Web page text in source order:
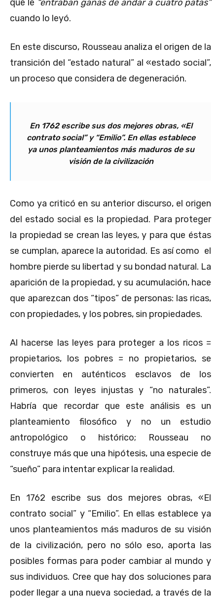
que le “entraban ganas de andar a cuatro patas”
cuando lo leyó.
En este discurso, Rousseau analiza el origen de la
transición del “estado natural” al «estado social”,
un proceso que considera de degeneración.
En 1762 escribe sus dos mejores obras, «El
contrato social” y “Emilio”. En ellas establece
ya unos planteamientos más maduros de su
visión de la civilización
Como ya criticó en su anterior discurso, el origen
del estado social es la propiedad. Para proteger
la propiedad se crean las leyes, y para que éstas
se cumplan, aparece la autoridad. Es así como el
hombre pierde su libertad y su bondad natural. La
aparición de la propiedad, y su acumulación, hace
que aparezcan dos “tipos” de personas: las ricas,
con propiedades, y los pobres, sin propiedades.
Al hacerse las leyes para proteger a los ricos =
propietarios, los pobres = no propietarios, se
convierten en auténticos esclavos de los
primeros, con leyes injustas y “no naturales”.
Habría que recordar que este análisis es un
planteamiento filosófico y no un estudio
antropológico o histórico; Rousseau no
construye más que una hipótesis, una especie de
“sueño” para intentar explicar la realidad.
En 1762 escribe sus dos mejores obras, «El
contrato social” y “Emilio”. En ellas establece ya
unos planteamientos más maduros de su visión
de la civilización, pero no sólo eso, aporta las
posibles formas para poder cambiar al mundo y
sus individuos. Cree que hay dos soluciones para
poder llegar a una nueva sociedad, a través de la